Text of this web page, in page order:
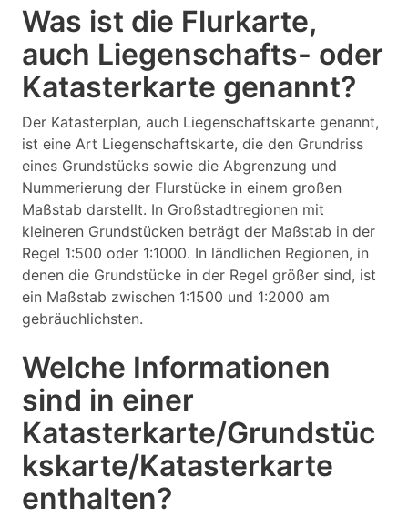
Was ist die Flurkarte,
auch Liegenschafts- oder
Katasterkarte genannt?
Der Katasterplan, auch Liegenschaftskarte genannt,
ist eine Art Liegenschaftskarte, die den Grundriss
eines Grundstücks sowie die Abgrenzung und
Nummerierung der Flurstücke in einem großen
Maßstab darstellt. In Großstadtregionen mit
kleineren Grundstücken beträgt der Maßstab in der
Regel 1:500 oder 1:1000. In ländlichen Regionen, in
denen die Grundstücke in der Regel größer sind, ist
ein Maßstab zwischen 1:1500 und 1:2000 am
gebräuchlichsten.
Welche Informationen
sind in einer
Katasterkarte/Grundstüc
kskarte/Katasterkarte
enthalten?